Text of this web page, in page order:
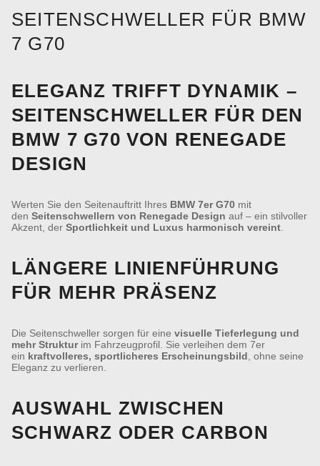
SEITENSCHWELLER FÜR BMW
7 G70
ELEGANZ TRIFFT DYNAMIK –
SEITENSCHWELLER FÜR DEN
BMW 7 G70 VON RENEGADE
DESIGN
Werten Sie den Seitenauftritt Ihres BMW 7er G70 mit
den Seitenschwellern von Renegade Design auf – ein stilvoller
Akzent, der Sportlichkeit und Luxus harmonisch vereint
LÄNGERE LINIENFÜHRUNG
FÜR MEHR PRÄSENZ
Die Seitenschweller sorgen für eine visuelle Tieferlegung und
mehr Strukturim Fahrzeugprofil. Sie verleihen dem 7er
ein kraftvolleres, sportlicheres Erscheinungsbild , ohne seine
Eleganz zu verlieren.
AUSWAHL ZWISCHEN
SCHWARZ ODER CARBON